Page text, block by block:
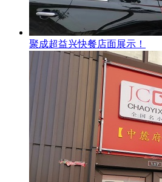
聚成超益兴快餐店面展示！